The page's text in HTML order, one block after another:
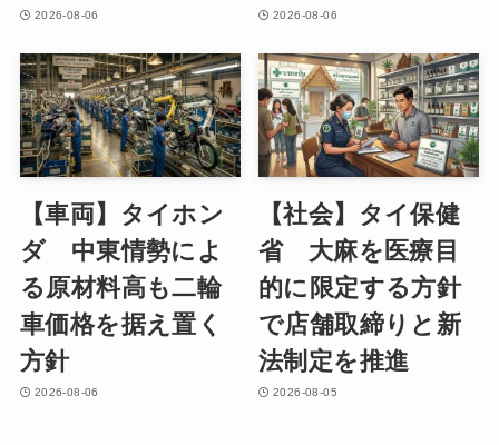
2026-08-06 2026-08-06
【車両】タイホン
ダ 中東情勢によ
る原材料高も二輪
車価格を据え置く
方針
2026-08-06
【社会】タイ保健
省 大麻を医療目
的に限定する方針
で店舗取締りと新
法制定を推進
2026-08-05